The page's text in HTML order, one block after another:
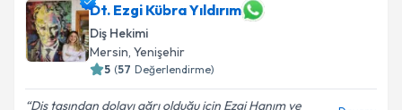
Dt. Ezgi Kübra Yıldırım
Diş Hekimi
Mersin, Yenişehir
5 (57 Değerlendirme)
Diş taşından dolayı ağrı olduğu için Ezgi Hanım ve